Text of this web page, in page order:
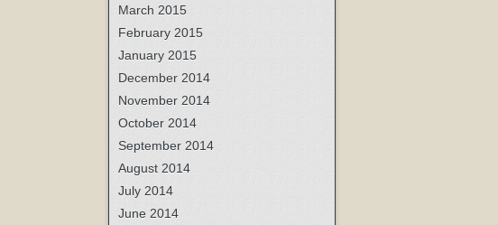
March 2015
February 2015
January 2015
December 2014
November 2014
October 2014
September 2014
August 2014
July 2014
June 2014